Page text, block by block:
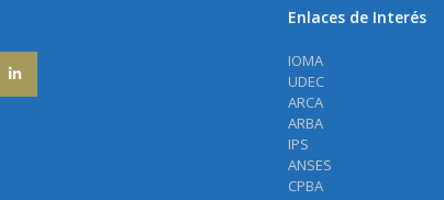
Enlaces de Interés
IOMA
UDEC
ARCA
ARBA
IPS
ANSES
CPBA